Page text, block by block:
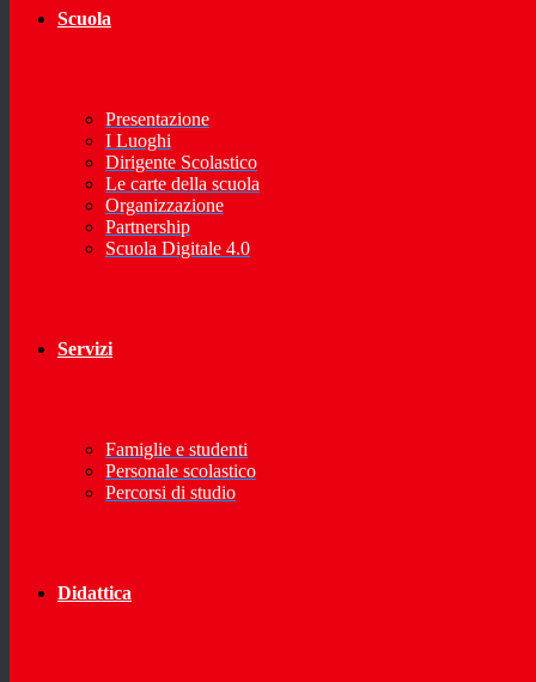
Scuola
Presentazione
I Luoghi
Dirigente Scolastico
Le carte della scuola
Organizzazione
Partnership
Scuola Digitale 4.0
Servizi
Famiglie e studenti
Personale scolastico
Percorsi di studio
Didattica